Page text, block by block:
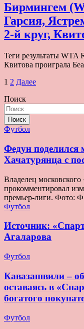
Бирмингем
Гарсия,
2-й круг,
Теги результаты WTA
Квитова проиграла
Пагинация
записей
1 2 Далее
Поиск
Поиск
Футбол
Федун поделился
Хачатурянца с
Владелец
прокомментировал
премьер-лиги. Фото:
Футбол
Источник:
Агаларова
Футбол
Кавазашвили –
оставаясь в
богатого
Футбол